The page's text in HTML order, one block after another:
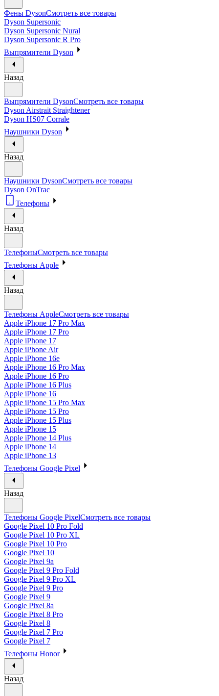
Фены DysonСмотреть все товары
Dyson Supersonic
Dyson Supersonic Nural
Dyson Supersonic R Pro
Выпрямители Dyson
Назад
Выпрямители DysonСмотреть все товары
Dyson Airstrait Straightener
Dyson HS07 Corrale
Наушники Dyson
Назад
Наушники DysonСмотреть все товары
Dyson OnTrac
Телефоны
Назад
ТелефоныСмотреть все товары
Телефоны Apple
Назад
Телефоны AppleСмотреть все товары
Apple iPhone 17 Pro Max
Apple iPhone 17 Pro
Apple iPhone 17
Apple iPhone Air
Apple iPhone 16e
Apple iPhone 16 Pro Max
Apple iPhone 16 Pro
Apple iPhone 16 Plus
Apple iPhone 16
Apple iPhone 15 Pro Max
Apple iPhone 15 Pro
Apple iPhone 15 Plus
Apple iPhone 15
Apple iPhone 14 Plus
Apple iPhone 14
Apple iPhone 13
Телефоны Google Pixel
Назад
Телефоны Google PixelСмотреть все товары
Google Pixel 10 Pro Fold
Google Pixel 10 Pro XL
Google Pixel 10 Pro
Google Pixel 10
Google Pixel 9a
Google Pixel 9 Pro Fold
Google Pixel 9 Pro XL
Google Pixel 9 Pro
Google Pixel 9
Google Pixel 8a
Google Pixel 8 Pro
Google Pixel 8
Google Pixel 7 Pro
Google Pixel 7
Телефоны Honor
Назад